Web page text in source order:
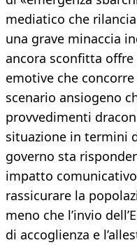
mediatico che
una grave minaccia
ancora sconfitta
emotive che
scenario ansiogeno
provvedimenti
situazione in termini
governo sta
impatto
rassicurare la
meno che l’invio
di accoglienza e